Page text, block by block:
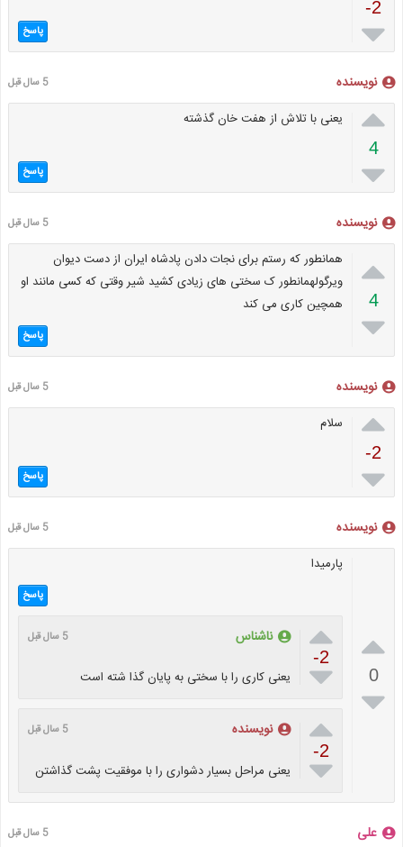
-2
 پاسخ
نویسنده 5 سال قبل

4

یعنی با تلاش از هفت خان گذشته
پاسخ
نویسنده 5 سال قبل

4

همانطور که رستم برای نجات دادن پادشاه ایران از دست دیوان
ویرگولهمانطور ک سختی های زیادی کشید شیر وقتی که کسی مانند او
همچین کاری می کند
پاسخ
نویسنده 5 سال قبل

-2

سلام
پاسخ
نویسنده 5 سال قبل

0

پارمیدا
پاسخ

-2

ناشناس 5 سال قبل
یعنی کاری را با سختی به پایان گذا شته است

-2

نویسنده 5 سال قبل
یعنی مراحل بسیار دشواری را با موفقیت پشت گذاشتن
علی 5 سال قبل